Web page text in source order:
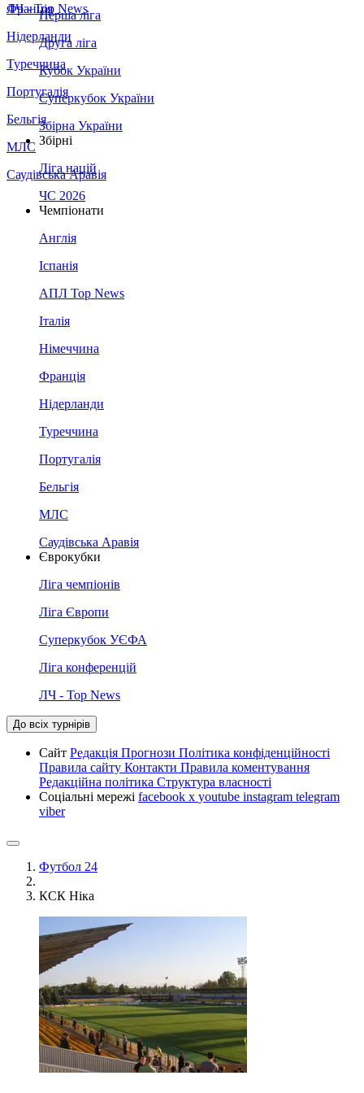
Франція
Нідерланди
Туреччина
Португалія
Бельгія
МЛС
Саудівська Аравія
ЛЧ - Top News
Перша ліга
Друга ліга
Кубок України
Суперкубок України
Збірна України
Збірні
Ліга націй
ЧС 2026
Чемпіонати
Англія
Іспанія
АПЛ Top News
Італія
Німеччина
Франція
Нідерланди
Туреччина
Португалія
Бельгія
МЛС
Саудівська Аравія
Єврокубки
Ліга чемпіонів
Ліга Європи
Суперкубок УЄФА
Ліга конференцій
ЛЧ - Top News
До всіх турнірів
Сайт Редакція Прогнози Політика конфіденційності
Правила сайту Контакти Правила коментування
Редакційна політика Структура власності
Соціальні мережі facebook x youtube instagram telegram
viber
Футбол 24
КСК Ніка